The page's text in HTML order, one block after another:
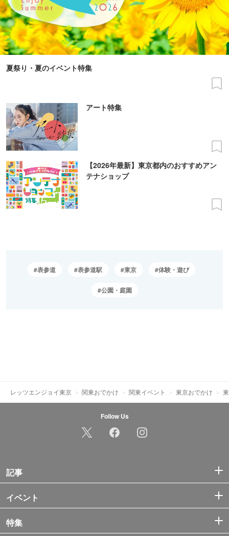
夏祭り・夏のイベント特集
アート特集
【2026年最新】東京都内のおすすめアン
テナショップ
表参道 表参道駅 東京 体験・遊び
公園・庭園
レッツエンジョイ東京 関東おでかけ 関東イベント 東京おでかけ
Follow Us
記事
イベント
特集